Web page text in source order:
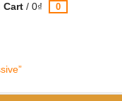
Cart /0₫ 0